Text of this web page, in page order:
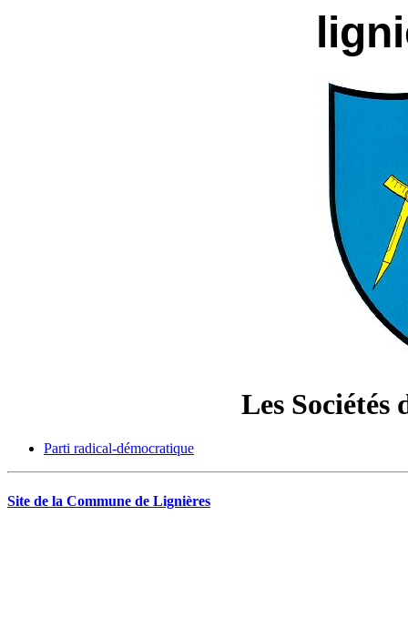
Les Sociétés
Parti radical-démocratique
Site de la Commune de Lignières